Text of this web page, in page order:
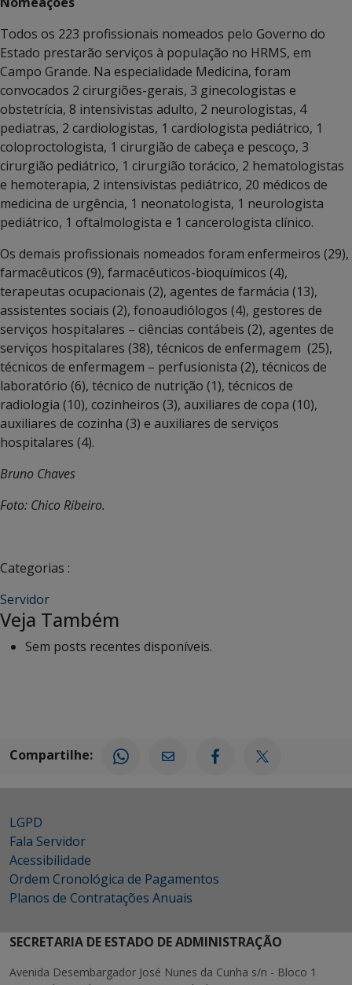
Todos os 223 profissionais nomeados pelo Governo do
Estado prestarão serviços à população no HRMS, em
Campo Grande. Na especialidade Medicina, foram
convocados 2 cirurgiões-gerais, 3 ginecologistas e
obstetrícia, 8 intensivistas adulto, 2 neurologistas, 4
pediatras, 2 cardiologistas, 1 cardiologista pediátrico, 1
coloproctologista, 1 cirurgião de cabeça e pescoço, 3
cirurgião pediátrico, 1 cirurgião torácico, 2 hematologistas
e hemoterapia, 2 intensivistas pediátrico, 20 médicos de
medicina de urgência, 1 neonatologista, 1 neurologista
pediátrico, 1 oftalmologista e 1 cancerologista clínico.
Os demais profissionais nomeados foram enfermeiros (29),
farmacêuticos (9), farmacêuticos-bioquímicos (4),
terapeutas ocupacionais (2), agentes de farmácia (13),
assistentes sociais (2), fonoaudiólogos (4), gestores de
serviços hospitalares – ciências contábeis (2), agentes de
serviços hospitalares (38), técnicos de enfermagem (25),
técnicos de enfermagem – perfusionista (2), técnicos de
laboratório (6), técnico de nutrição (1), técnicos de
radiologia (10), cozinheiros (3), auxiliares de copa (10),
auxiliares de cozinha (3) e auxiliares de serviços
hospitalares (4).
Bruno Chaves
Foto: Chico Ribeiro.
Categorias :
Servidor
Veja Também
Sem posts recentes disponíveis.
Compartilhe:
LGPD
Fala Servidor
Acessibilidade
Ordem Cronológica de Pagamentos
Planos de Contratações Anuais
SECRETARIA DE ESTADO DE ADMINISTRAÇÃO
Avenida Desembargador José Nunes da Cunha s/n - Bloco 1